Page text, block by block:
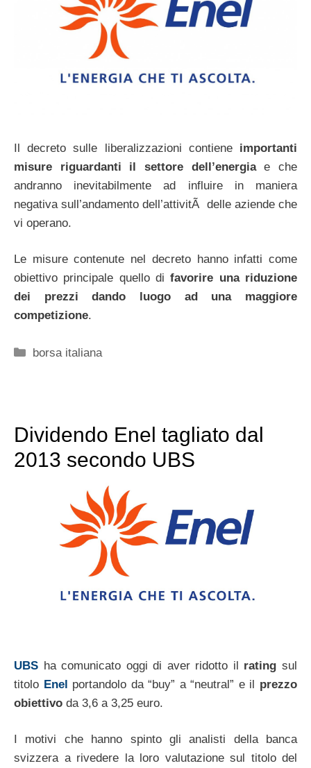
Il decreto sulle liberalizzazioni contiene importanti
misure riguardanti il settore dell’energiae che
andranno inevitabilmente ad influire in maniera
negativa sull’andamento dell’attivitÃ delle aziende che
vi operano.
Le misure contenute nel decreto hanno infatti come
obiettivo principale quello difavorire una riduzione
dei prezzi dando luogo ad una maggiore
competizione.
Categorie
borsa italiana
Dividendo Enel tagliato dal
2013 secondo UBS
UBS ha comunicato oggi di aver ridotto il rating sul
titolo Enel portandolo da “buy” a “neutral” e il prezzo
obiettivo da 3,6 a 3,25 euro.
I motivi che hanno spinto gli analisti della banca
svizzera a rivedere la loro valutazione sul titolo del